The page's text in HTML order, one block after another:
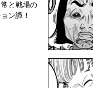
と戦場の
ン譚！